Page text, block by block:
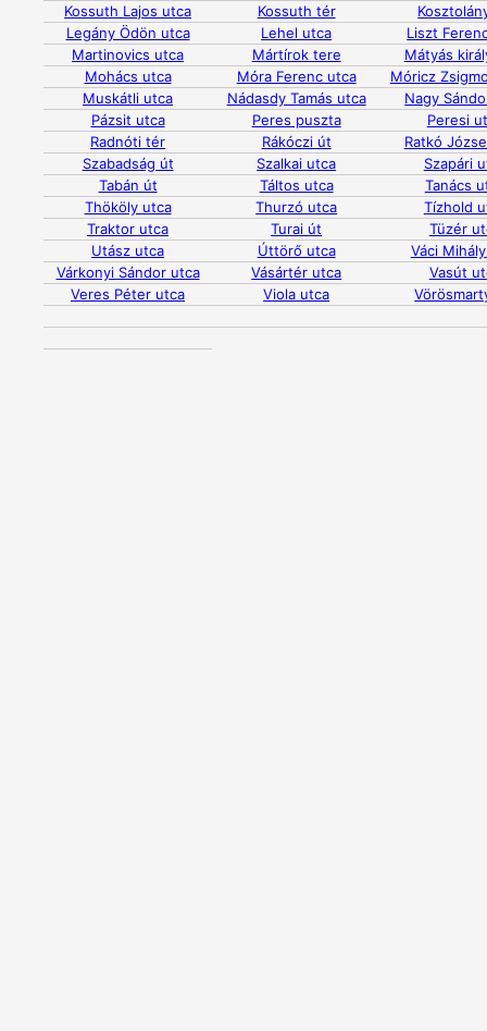
Kossuth Lajos utca
Kossuth tér
Legány Ödön utca
Lehel utca
Liszt
Martinovics utca
Mártírok tere
Mátyás
Mohács utca
Móra Ferenc utca
Móricz
Muskátli utca
Nádasdy Tamás utca
Nagy
Pázsit utca
Peres puszta
Peresi
Radnóti tér
Rákóczi út
Ratkó
Szabadság út
Szalkai utca
Szapári
Tabán út
Táltos utca
Tanács
Thököly utca
Thurzó utca
Tízhold
Traktor utca
Turai út
Tüzér
Utász utca
Úttörő utca
Váci
Várkonyi Sándor utca
Vásártér utca
Vasút
Veres Péter utca
Viola utca